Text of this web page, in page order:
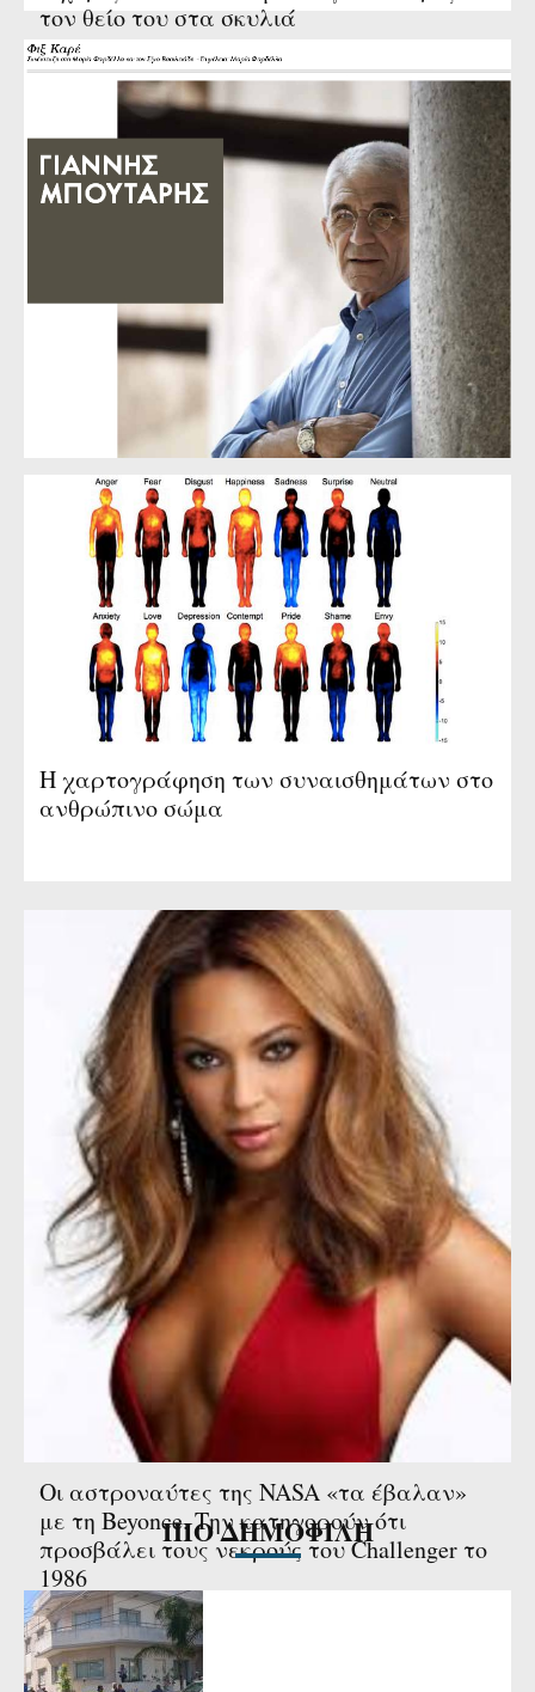
τον θείο του στα σκυλιά
Μπουτάρης: «Είμαστε κομπλεξικοί με την
Αθήνα, χωριάτες σε σχέση με την πόλη
μας»
Η χαρτογράφηση των συναισθημάτων στο
ανθρώπινο σώμα
Οι αστροναύτες της NASA «τα έβαλαν»
με τη Beyonce. Την κατηγορούν ότι
προσβάλει τους νεκρούς του Challenger το
1986
416
ΠΙΟ ΔΗΜΟΦΙΛΗ